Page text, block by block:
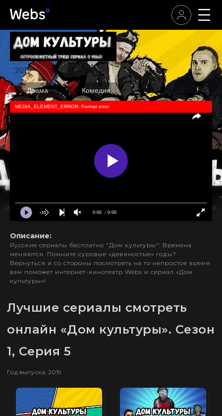
2019
Драма Комедия
0:00 / 0:00
MEDIA_ELEMENT_ERROR: Format error
Описание:
Русские сериалы бесплатно "Дом культуры": Времена
меняются. Помните суровые «девяностые» годы?
Вернуться и со стороны посмотреть на то непростое время
вам поможет интернет-кинотеатр Webs и сериал «Дом
культуры»!
Лучшие сериалы смотреть
онлайн «Дом культуры». Сезон
1, Серия 5
Год выпуска: 2019